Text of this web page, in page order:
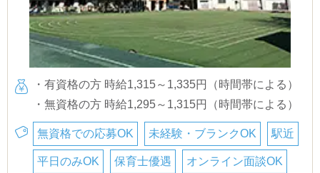
・有資格の方 時給1,315～1,335円（時間帯による）
・無資格の方 時給1,295～1,315円（時間帯による）
無資格での応募OK 未経験・ブランクOK 駅近
平日のみOK 保育士優遇 オンライン面談OK